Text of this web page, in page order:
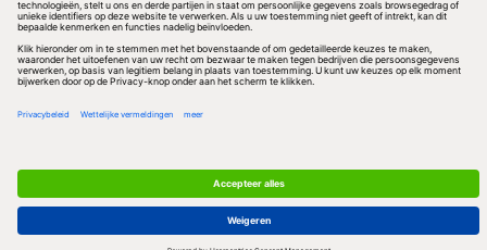
Redactionele partner
Algemene Voorwaarden & Copyrights